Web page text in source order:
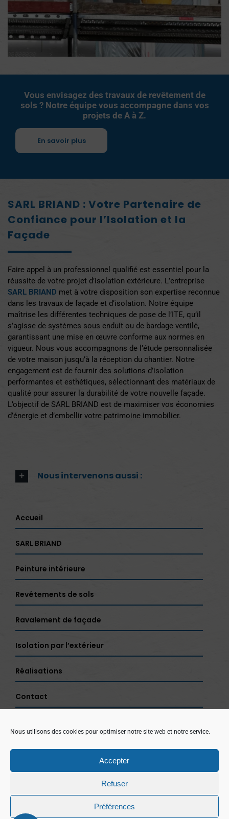
Nous utilisons des cookies pour optimiser notre site web et notre service.
Accepter
Refuser
Préférences
Vous envisagez des travaux de revêtement de
sols ? Notre équipe vous accompagne dans vos
projets de A à Z.
En savoir plus
SARL BRIAND : Votre Partenaire de
Confiance pour l’Isolation et la
Façade
Faire appel à un professionnel qualifié est essentiel pour la
réussite de votre projet d’isolation extérieure. L’entreprise
SARL BRIAND met à votre disposition son expertise reconnue
dans les travaux de façade et d’isolation. Notre équipe
maîtrise les différentes techniques de pose de l’ITE, qu’il
s’agisse de systèmes sous enduit ou de bardage ventilé,
garantissant une mise en œuvre conforme aux normes en
vigueur. Nous vous accompagnons de l’étude personnalisée
de votre maison jusqu’à la réception du chantier. Notre
engagement est de fournir des solutions d’isolation
performantes et esthétiques, sélectionnant des matériaux de
qualité pour assurer la durabilité de votre nouvelle façade.
L’objectif de SARL BRIAND est de maximiser vos économies
d’énergie et d’embellir votre patrimoine immobilier.
Nous intervenons aussi :
Accueil
SARL BRIAND
Peinture intérieure
Revêtements de sols
Ravalement de façade
Isolation par l’extérieur
Réalisations
Contact
SARL BRIAND
Mentions légales
Politique de confidentialité
|
Plan de site